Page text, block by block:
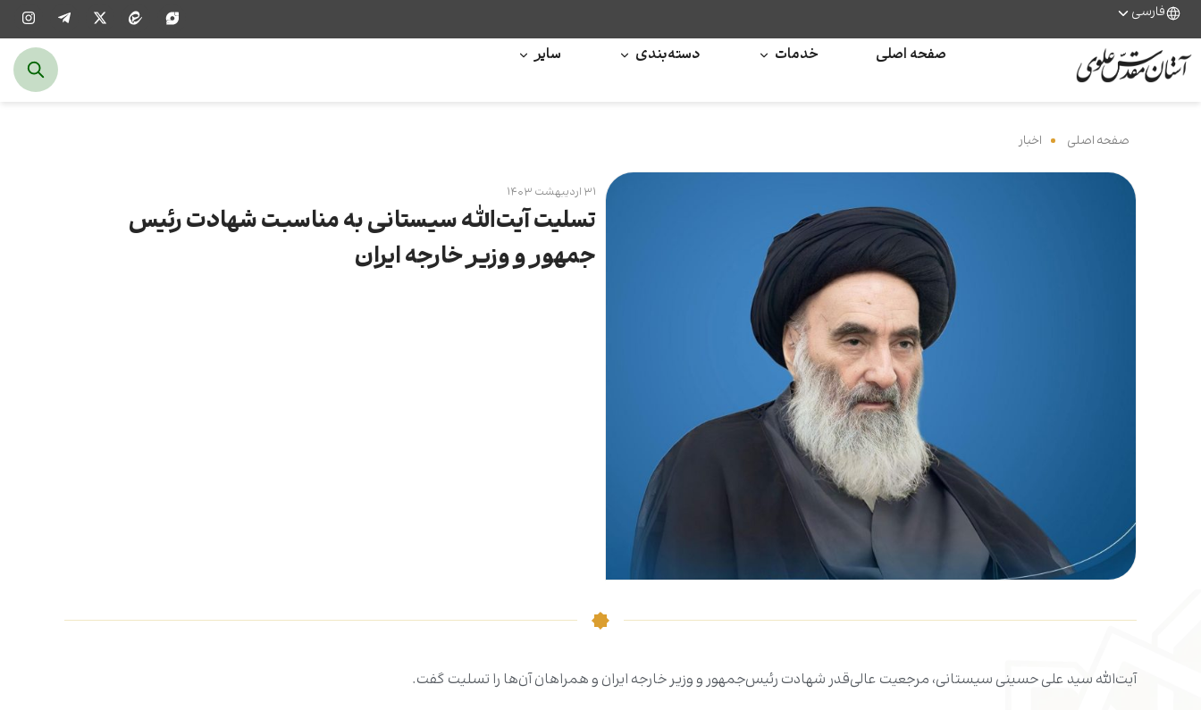
فارسی
صفحه اصلی خدمات دسته‌بندی سایر
صفحه اصلی اخبار
۳۱ اردیبهشت ۱۴۰۳
تسلیت آیت‌الله سیستانی به مناسبت شهادت رئیس
جمهور و وزیر خارجه ایران
آیت‌الله سید علی حسینی سیستانی، مرجعیت عالی‌قدر شهادت رئیس‌جمهور و وزیر خارجه ایران و همراهان آن‌ها را تسلیت گفت.